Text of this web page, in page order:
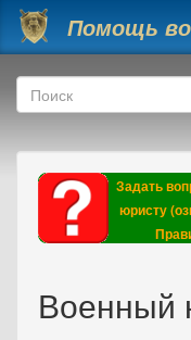
Перейти к основному
Помощь
Форма
Поиск
Задать
юристу
Военный